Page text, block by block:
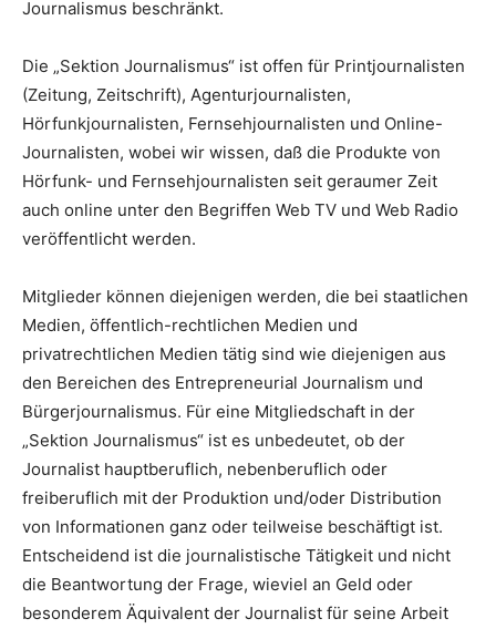
Journalismus beschränkt.
Die „Sektion Journalismus“ ist offen für Printjournalisten
(Zeitung, Zeitschrift), Agenturjournalisten,
Hörfunkjournalisten, Fernsehjournalisten und Online-
Journalisten, wobei wir wissen, daß die Produkte von
Hörfunk- und Fernsehjournalisten seit geraumer Zeit
auch online unter den Begriffen Web TV und Web Radio
veröffentlicht werden.
Mitglieder können diejenigen werden, die bei staatlichen
Medien, öffentlich-rechtlichen Medien und
privatrechtlichen Medien tätig sind wie diejenigen aus
den Bereichen des Entrepreneurial Journalism und
Bürgerjournalismus. Für eine Mitgliedschaft in der
„Sektion Journalismus“ ist es unbedeutet, ob der
Journalist hauptberuflich, nebenberuflich oder
freiberuflich mit der Produktion und/oder Distribution
von Informationen ganz oder teilweise beschäftigt ist.
Entscheidend ist die journalistische Tätigkeit und nicht
die Beantwortung der Frage, wieviel an Geld oder
besonderem Äquivalent der Journalist für seine Arbeit